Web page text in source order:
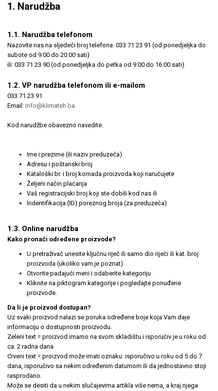
1. Narudžba
1.1. Narudžba telefonom
Nazovite nas na sljedeći broj telefona: 033 71 23 91 (od ponedjeljka do
subote od 9:00 do 20:00 sati)
ili: 033 71 23 90 (od ponedjeljka do petka od 9:00 do 16:00 sati)
1.2. VP narudžba telefonom ili e-mailom
033 71 23 91
Email: info@klimateh.ba
Kod narudžbe obavezno navedite:
Ime i prezime (ili naziv preduzeća)
Adresu i poštanski broj
Kataloški br. i broj komada proizvoda koji naručujete
Željeni način plaćanja
Vaš registracijski broj koji ste dobili kod nas ili
Indentifikacija (ID) poreznog broja (za preduzeća)
1.3. Online narudžba
Kako pronaći određene proizvode?
U pretraživač unesite ključnu riječ ili samo dio riječi ili kat. broj
proizvoda (ukoliko vam je poznat)
Otvorite padajući meni i odaberite kategoriju
Kliknite na piktogram kategorije i pogledajte ponuđene
proizvode.
Da li je proizvod dostupan?
Uz svaki proizvod nalazi se poruka određene boje koja Vam daje
informaciju o dostupnosti proizvodu.
Zeleni text = proizvod imamo na svom skladištu i isporučiv je u roku od
ca. 2 radna dana
Crveni text = proizvod može imati oznaku: isporučivo u roku od 5 do 7
dana, isporučivo sa nekim određenim datumom ili da jednostavno stoji
rasprodano.
Može se desiti da u nekim slučajevima artikla više nema, a kraj njega